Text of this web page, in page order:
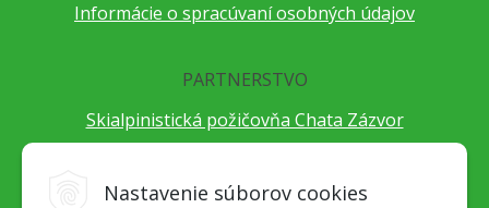
Nastavenie súborov cookies
Informácie o spracúvaní osobných údajov
PARTNERSTVO
Skialpinistická požičovňa Chata Zázvor
Cestovateľský festival Cestou necestou